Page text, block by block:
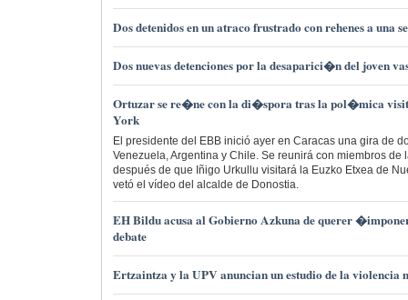
Dos detenidos en un atraco frustrado con rehenes a una
Dos nuevas detenciones por la desaparici�n del joven
Ortuzar se re�ne con la di�spora tras la pol�mica
York
El presidente del EBB inició ayer en Caracas una gira de
Venezuela, Argentina y Chile. Se reunirá con miembros de
después de que Iñigo Urkullu visitará la Euzko Etxea de
vetó el vídeo del alcalde de Donostia.
EH Bildu acusa al Gobierno Azkuna de querer
debate
Ertzaintza y la UPV anuncian un estudio de la violencia